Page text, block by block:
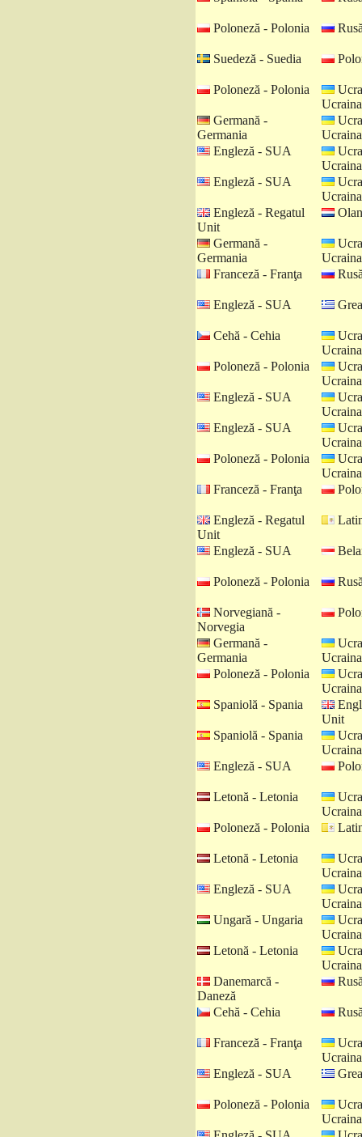
Poloneză - Polonia
Suedeză - Suedia
Poloneză - Polonia
Ucraina
Germană -
Germania
Ucraina
Engleză - SUA
Ucraina
Engleză - SUA
Ucraina
Engleză - Regatul
Unit
Germană -
Germania
Ucraina
Franceză - Franţa
Engleză - SUA
Cehă - Cehia
Ucraina
Poloneză - Polonia
Ucraina
Engleză - SUA
Ucraina
Engleză - SUA
Ucraina
Poloneză - Polonia
Ucraina
Franceză - Franţa
Engleză - Regatul
Unit
Engleză - SUA
Poloneză - Polonia
Norvegiană -
Norvegia
Germană -
Germania
Ucraina
Poloneză - Polonia
Ucraina
Spaniolă - Spania
Unit
Spaniolă - Spania
Ucraina
Engleză - SUA
Letonă - Letonia
Ucraina
Poloneză - Polonia
Letonă - Letonia
Ucraina
Engleză - SUA
Ucraina
Ungară - Ungaria
Ucraina
Letonă - Letonia
Ucraina
Danemarcă -
Daneză
Cehă - Cehia
Franceză - Franţa
Ucraina
Engleză - SUA
Poloneză - Polonia
Ucraina